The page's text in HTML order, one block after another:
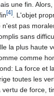
une fin.
[4] . L'objet
n'est pas
sans
la plus haute
comme
La force et
toutes les
de force,